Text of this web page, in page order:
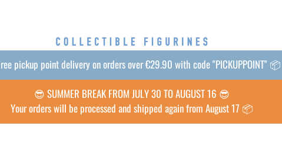
pickup point delivery on orders over €29.90 with code "PICKUPPOINT" 📦
😎 SUMMER BREAK FROM JULY 30 TO AUGUST 16 😎
Your orders will be processed and shipped again from August 17 📦